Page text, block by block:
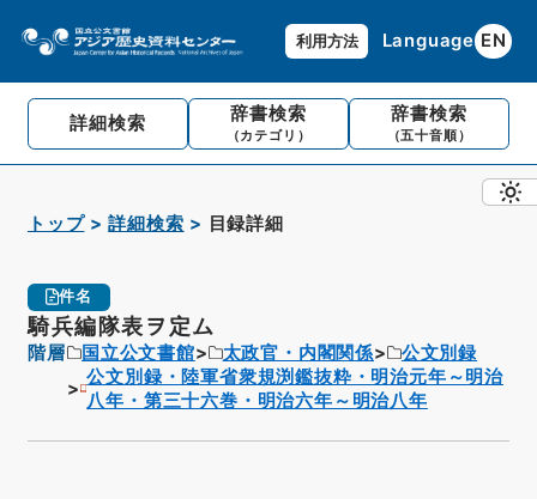
利用方法 Language EN
詳細検索 辞書検索
（カテゴリ）
辞書検索
（五十音順）
トップ 詳細検索 目録詳細
件名
騎兵編隊表ヲ定ム
階層 国立公文書館 太政官・内閣関係
公文別録
公文別録・陸軍省衆規渕鑑抜粋・明治元年～明治
八年・第三十六巻・明治六年～明治八年